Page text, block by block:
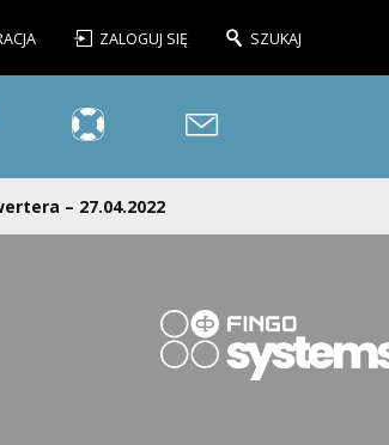
ZALOGUJ SIĘ SZUKAJ
– 27.04.2022